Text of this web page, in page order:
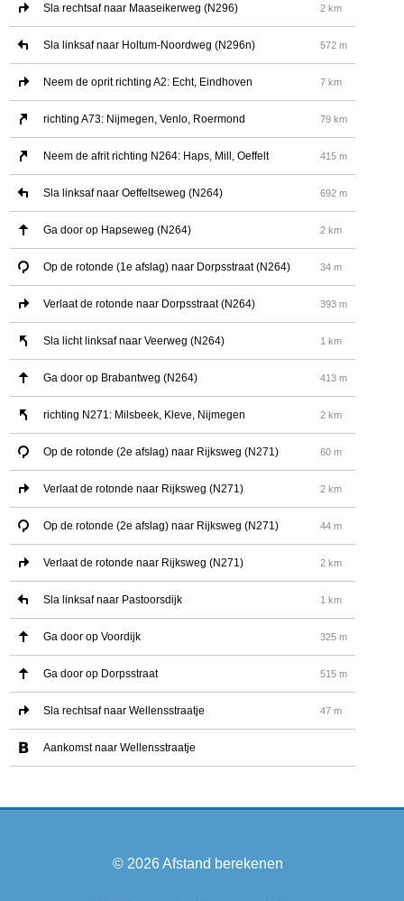
Sla rechtsaf naar Maaseikerweg (N296) 2 km
Sla linksaf naar Holtum-Noordweg (N296n) 572 m
Neem de oprit richting A2: Echt, Eindhoven 7 km
richting A73: Nijmegen, Venlo, Roermond 79 km
Neem de afrit richting N264: Haps, Mill, Oeffelt 415 m
Sla linksaf naar Oeffeltseweg (N264) 692 m
Ga door op Hapseweg (N264) 2 km
Op de rotonde (1e afslag) naar Dorpsstraat (N264) 34 m
Verlaat de rotonde naar Dorpsstraat (N264) 393 m
Sla licht linksaf naar Veerweg (N264) 1 km
Ga door op Brabantweg (N264) 413 m
richting N271: Milsbeek, Kleve, Nijmegen 2 km
Op de rotonde (2e afslag) naar Rijksweg (N271) 60 m
Verlaat de rotonde naar Rijksweg (N271) 2 km
Op de rotonde (2e afslag) naar Rijksweg (N271) 44 m
Verlaat de rotonde naar Rijksweg (N271) 2 km
Sla linksaf naar Pastoorsdijk 1 km
Ga door op Voordijk 325 m
Ga door op Dorpsstraat 515 m
Sla rechtsaf naar Wellensstraatje 47 m
Aankomst naar Wellensstraatje
© 2026Afstand berekenen